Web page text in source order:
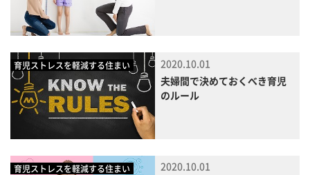
育児ストレスを軽減する住まい
2020.10.01
夫婦間で決めておくべき育児
のルール
育児ストレスを軽減する住まい
2020.10.01